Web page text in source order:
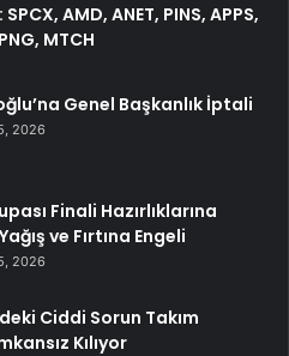
AMD, ANET, PINS, APPS,
MTCH
Genel Başkanlık İptali
2026
Finali Hazırlıklarına
ve Fırtına Engeli
2026
Ciddi Sorun Takım
Kılıyor